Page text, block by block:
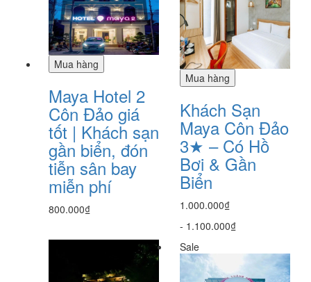
Mua hàng
Maya Hotel 2
Côn Đảo giá
tốt | Khách sạn
gần biển, đón
tiễn sân bay
miễn phí
800.000₫
Mua hàng
Khách Sạn
Maya Côn Đảo
3★ – Có Hồ
Bơi & Gần
Biển
1.000.000₫
- 1.100.000₫
Sale